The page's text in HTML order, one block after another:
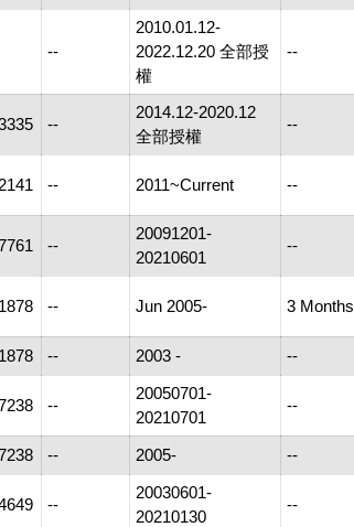
--
2010.01.12-
2022.12.20 全部授
權
--
--
2014.12-2020.12
全部授權
--
-- 2011~Current --
--
20091201-
20210601
--
-- Jun 2005- 3 Months
-- 2003 - --
--
20050701-
20210701
--
-- 2005- --
--
20030601-
20210130
--